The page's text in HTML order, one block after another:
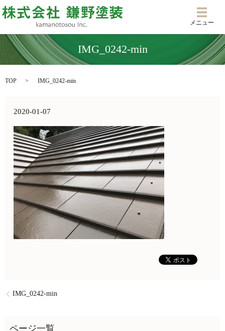
メニ
メニュー
IMG_0242-min
TOP IMG_0242-min
2020-01-07
IMG_0242-min